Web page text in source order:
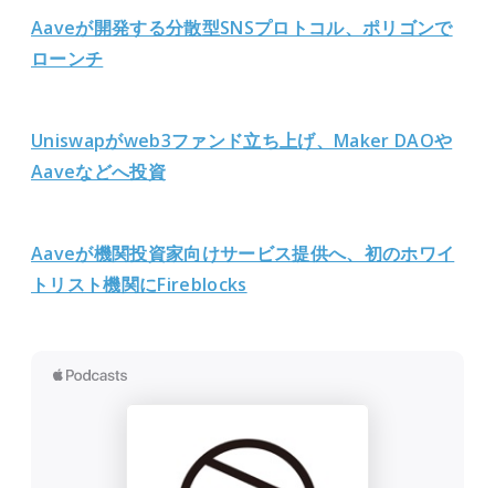
Aaveが開発する分散型SNSプロトコル、ポリゴンで
ローンチ
Uniswapがweb3ファンド立ち上げ、Maker DAOや
Aaveなどへ投資
Aaveが機関投資家向けサービス提供へ、初のホワイ
トリスト機関にFireblocks